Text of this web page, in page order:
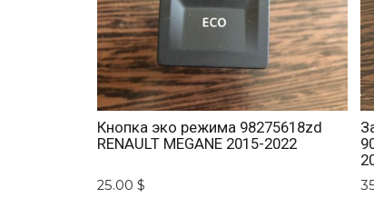
Кнопка эко режима 98275618zd
RENAULT MEGANE 2015-2022
25.00 $